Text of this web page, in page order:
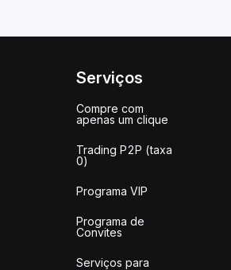
Serviços
Compre com
apenas um clique
Trading P2P (taxa
0)
Programa VIP
Programa de
Convites
Serviços para